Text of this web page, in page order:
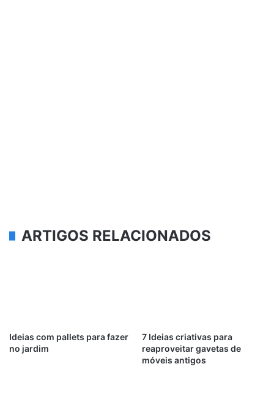
ARTIGOS RELACIONADOS
Ideias com pallets para fazer
no jardim
7 Ideias criativas para
reaproveitar gavetas de
móveis antigos